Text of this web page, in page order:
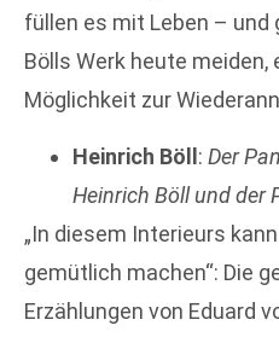
füllen es mit Leben – und
Bölls Werk heute meiden,
Möglichkeit zur
Heinrich Böll: Der
Heinrich Böll und der
„In diesem Interieurs
gemütlich machen“: Die
Erzählungen von Eduard